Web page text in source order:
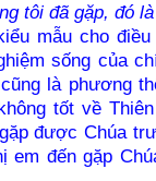
tôi đã gặp, đó
mẫu cho
sống của
là phương
tốt về
được Chúa
em đến gặp